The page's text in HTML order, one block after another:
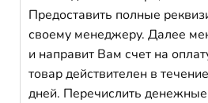
Предоставить полные
своему менеджеру. Далее
и направит Вам счет на
товар действителен в
дней. Перечислить денежные